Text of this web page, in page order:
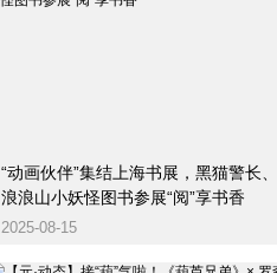
“动画伙伴”集结上海书展，黑猫警长、
浪浪山小妖怪图书参展“阅”享书香
2025-08-15